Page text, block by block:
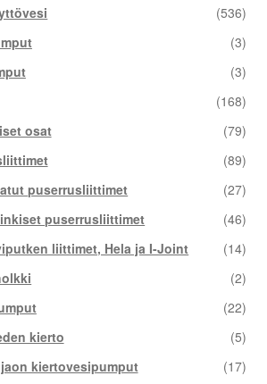
(536)
(3)
(3)
(168)
osat
(79)
(89)
puserrusliittimet
(27)
puserrusliittimet
(46)
liittimet, Hela ja I-Joint
(14)
(2)
(22)
kierto
(5)
kiertovesipumput
(17)